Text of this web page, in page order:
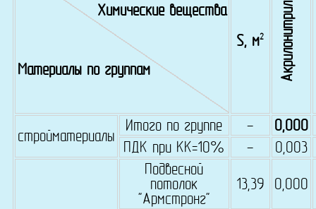
Химические вещества
Материалы по группам
S, м2 Акрилонитрил
стройматериалы
Итого по группе - 0,000
ПДК при КК=10%
- 0,003
Подвесной
потолок
"Армстронг"
13,39 0,000